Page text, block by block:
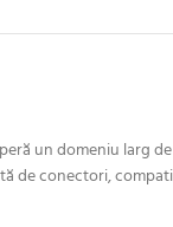
un domeniu larg
de conectori,